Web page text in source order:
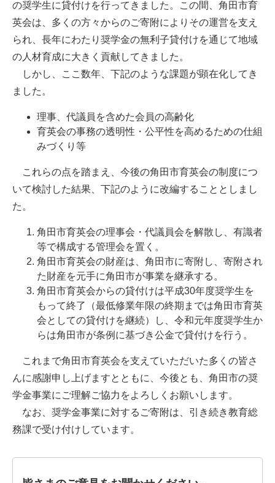
の奨学生に貸付けを行ってきました。この間、角田市育
英会は、多くの方々からのご寄附によりその運営を支え
られ、長年にわたり奨学金の無利子貸付けを通じて地域
の人材育成に大きく貢献してきました。
しかし、ここ数年、下記のような課題が顕在化してき
ました。
理事、代議員を含めた会員の高齢化
育英会の事務の透明性・公平性を高めるための仕組
みづくり等
これらの点を踏まえ、今後の角田市育英会の制度につ
いて検討した結果、下記のように改編することとしまし
た。
角田市育英会の理事会・代議員会を解散し、有識者
等で構成する管理会を置く。
角田市育英会の財産は、角田市に寄附し、寄附され
た財産を元手に角田市が事業を継承する。
角田市育英会からの貸付けは平成30年度奨学生を
もって終了（最低修業年限の終期までは角田市育英
会としての貸付けを継続）し、令和元年度奨学生か
らは角田市が条例に基づき公金で貸付けを行う。
これまで角田市育英会を支えていただいた多くの皆さ
んに感謝申し上げますとともに、今後とも、角田市の奨
学金事業にご理解ご協力をよろしくお願いします。
なお、奨学金事業に対するご寄附は、引き続き教育総
務課で受け付けしています。